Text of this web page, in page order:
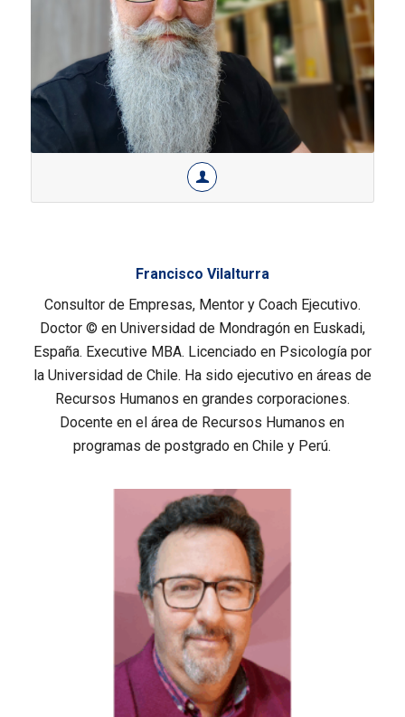
Francisco Vilalturra
Consultor de Empresas, Mentor y Coach Ejecutivo.
Doctor © en Universidad de Mondragón en Euskadi,
España. Executive MBA. Licenciado en Psicología por
la Universidad de Chile. Ha sido ejecutivo en áreas de
Recursos Humanos en grandes corporaciones.
Docente en el área de Recursos Humanos en
programas de postgrado en Chile y Perú.